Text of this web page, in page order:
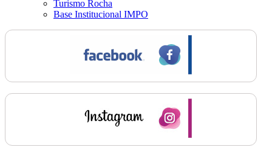
Turismo Rocha
Base Institucional IMPO